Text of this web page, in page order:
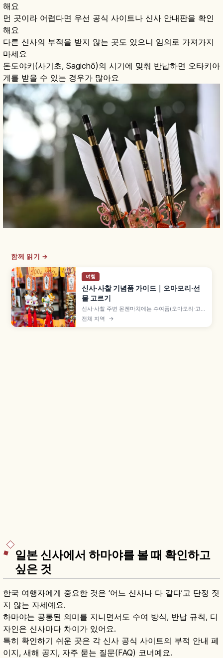
해요
먼 곳이라 어렵다면 우선 공식 사이트나 신사 안내판을 확인
해요
다른 신사의 부적을 받지 않는 곳도 있으니 임의로 가져가지
마세요
돈도야키(사기초, Sagichō)의 시기에 맞춰 반납하면 오타키아
게를 받을 수 있는 경우가 많아요
함께 읽기 →
여행
신사·사찰 기념품 가이드｜오마모리·선
물 고르기
신사·사찰 주변 몬젠마치에는 수여품(오마모리·고슈
인·오후다)과 일반 잡화·공예품이 함께 진열됩니다.
수여품은 구입이 아닌 하쓰호료로 500~1,000엔
전체 지역 →
일본 신사에서 하마야를 볼 때 확인하고
싶은 것
한국 여행자에게 중요한 것은 ‘어느 신사나 다 같다’고 단정 짓
지 않는 자세예요.
하마야는 공통된 의미를 지니면서도 수여 방식, 반납 규칙, 디
자인은 신사마다 차이가 있어요.
특히 확인하기 쉬운 곳은 각 신사 공식 사이트의 부적 안내 페
이지, 새해 공지, 자주 묻는 질문(FAQ) 코너예요.